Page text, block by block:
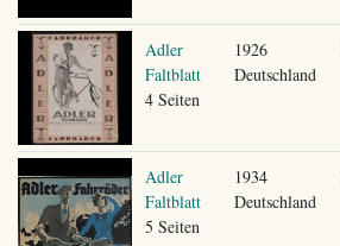
Adler
Faltblatt
4 Seiten
1926
Deutschland
Adler
Faltblatt
5 Seiten
1934
Deutschland